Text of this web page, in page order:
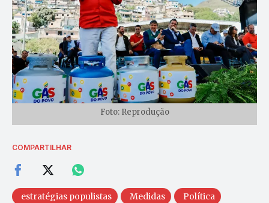
Foto: Reprodução
COMPARTILHAR
estratégias populistas Medidas Política